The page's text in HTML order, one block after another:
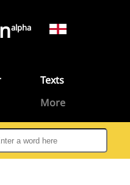
alpha
Texts
More